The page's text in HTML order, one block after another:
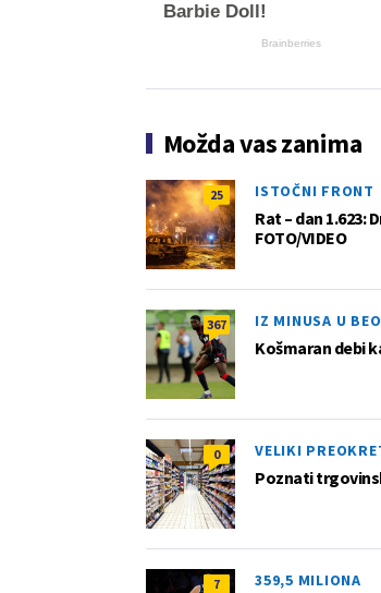
Barbie Doll!
Brainberries
Možda vas zanima
25 ISTOČNI FRONT
Rat – dan
FOTO/VIDEO
367 IZ MINUSA U
Košmaran debi
0 VELIKI
Poznati
7 359,5 MILIONA